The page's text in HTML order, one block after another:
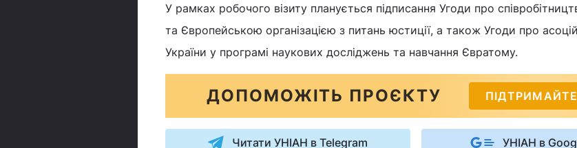
У рамках робочого візиту планується підписання Угоди про
та Європейською організацією з питань юстиції, а також Угоди про
України у програмі наукових досліджень та навчання Євратому.
ДОПОМОЖІТЬ ПРОЄКТУ
Читати УНІАН в Telegram УНІАН в